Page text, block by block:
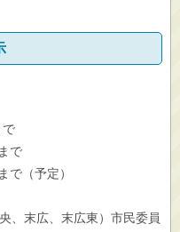
で
で
（予定）
、末広、末広東）市民委員